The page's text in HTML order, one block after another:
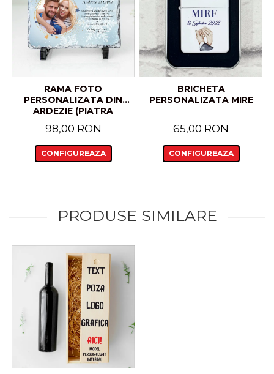
RAMA FOTO
PERSONALIZATA DIN
ARDEZIE (PIATRA
CU TEMATICA DE
CRACIUN 20X15 CM
98,00 RON
CONFIGUREAZA
BRICHETA
PERSONALIZATA MIRE
65,00 RON
CONFIGUREAZA
PRODUSE SIMILARE